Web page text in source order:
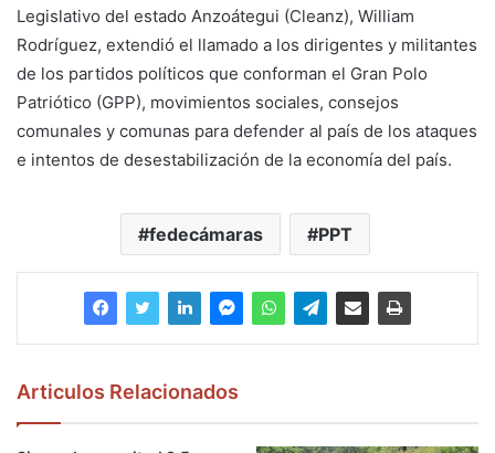
Legislativo del estado Anzoátegui (Cleanz), William
Rodríguez, extendió el llamado a los dirigentes y militantes
de los partidos políticos que conforman el Gran Polo
Patriótico (GPP), movimientos sociales, consejos
comunales y comunas para defender al país de los ataques
e intentos de desestabilización de la economía del país.
fedecámaras PPT
Articulos Relacionados